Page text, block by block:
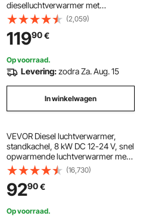
dieselluchtverwarmer met
Bluetooth-app, afstandsbediening,
display en CO-alarm, snelle
verwarming, horizontale draagbare
horizontale dieselverwarming
(2,059)
11990€
Op voorraad.
Levering:zodra Za. Aug. 15
In winkelwagen
VEVOR Diesel luchtverwarmer,
standkachel, 8 kW DC 12-24 V, snel
opwarmende luchtverwarmer met
afstandsbediening, blauw LCD-
scherm en
voorverwarmingsfunctie,
geluidsarm, voor campers,
vrachtwagens, boten en trailers.
(16,730)
9290€
Op voorraad.